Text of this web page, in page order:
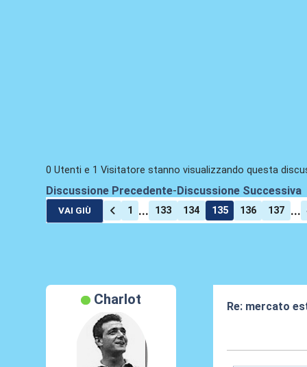
0 Utenti e 1 Visitatore stanno visualizzando questa
Discussione Precedente- Discussione Successiva
VAI GIÙ 1 ... 133 134 135 136 137 ...
Charlot
Re: mercato